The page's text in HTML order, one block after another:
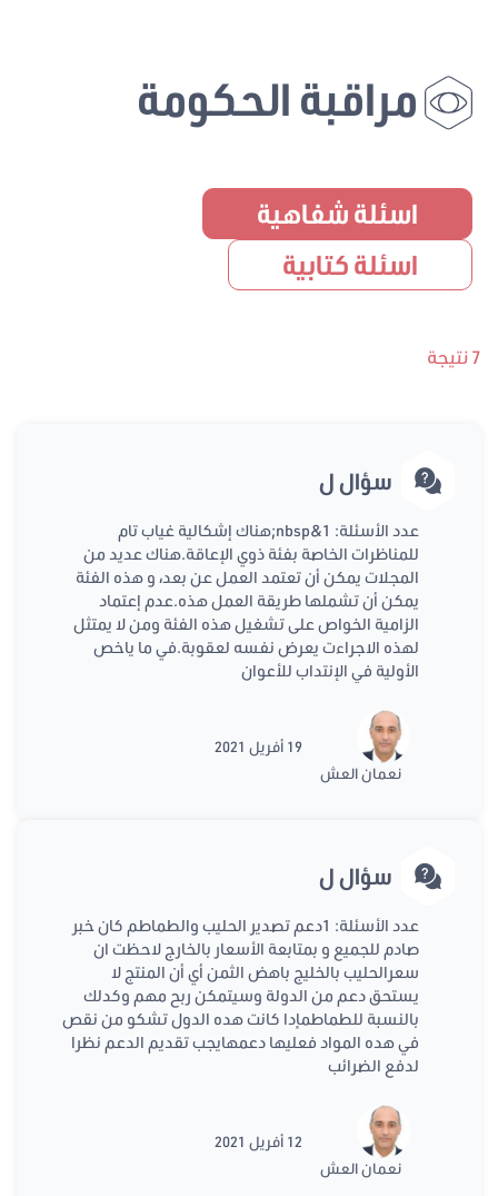
مراقبة الحكومة
اسئلة شفاهية
اسئلة كتابية
7 نتيجة
سؤال ل
عدد الأسئلة: 1&nbsp;هناك إشكالية غياب تام
للمناظرات الخاصة بفئة ذوي الإعاقة.هناك عديد من
المجلات يمكن أن تعتمد العمل عن بعد، و هذه الفئة
يمكن أن تشملها طريقة العمل هذه.عدم إعتماد
الزامية الخواص على تشغيل هذه الفئة ومن لا يمتثل
لهذه الاجراءت يعرض نفسه لعقوبة.في ما ياخص
الأولية في الإنتداب للأعوان
نعمان العش
19 أفريل 2021
سؤال ل
عدد الأسئلة: 1دعم تصدير الحليب والطماطم كان خبر
صادم للجميع و بمتابعة الأسعار بالخارج لاحظت ان
سعرالحليب بالخليج باهض الثمن أي أن المنتج لا
يستحق دعم من الدولة وسيتمكن ربح مهم وكدلك
بالنسبة للطماطمإدا كانت هده الدول تشكو من نقص
في هده المواد فعليها دعمهايجب تقديم الدعم نظرا
لدفع الضرائب
نعمان العش
12 أفريل 2021